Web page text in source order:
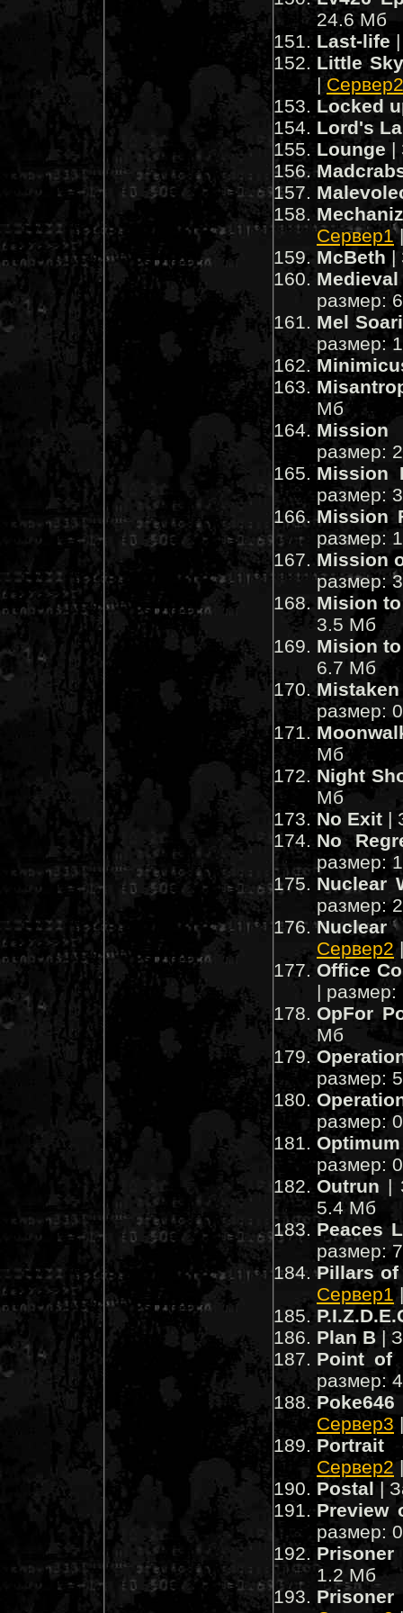
24.6 Мб
Last-life
Little
|Сервер2
Locked
Lord's
Lounge |
Сервер1|
McBeth |
размер:
Mel
размер:
Мб
Mission
размер:
Mission
размер:
Mission
размер:
Mission
размер:
Mision
3.5 Мб
Mision
6.7 Мб
размер:
Мб
Night
Мб
No Exit |
No
размер:
Nuclear
размер:
Nuclear
Сервер2
Office
|
OpFor
Мб
размер:
размер:
размер:
Outrun |
5.4 Мб
Peaces
размер:
Pillars of
Сервер1
Plan B |
Point of
размер:
Poke646
Сервер3
Portrait
Сервер2
Postal |
Preview
размер:
Prisoner
1.2 Мб